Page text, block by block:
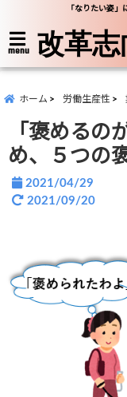
「なりたい姿
menu 改革
ホーム 労働生産性
「褒めるの
め、５つの
2021/04/29
2021/09/20